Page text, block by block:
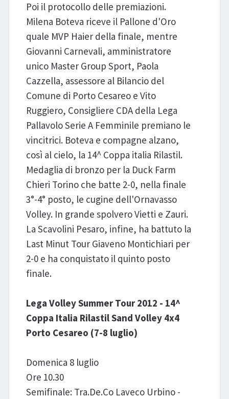
Poi il protocollo delle premiazioni.
Milena Boteva riceve il Pallone d'Oro
quale MVP Haier della finale, mentre
Giovanni Carnevali, amministratore
unico Master Group Sport, Paola
Cazzella, assessore al Bilancio del
Comune di Porto Cesareo e Vito
Ruggiero, Consigliere CDA della Lega
Pallavolo Serie A Femminile premiano le
vincitrici. Boteva e compagne alzano,
così al cielo, la 14^ Coppa italia Rilastil.
Medaglia di bronzo per la Duck Farm
Chieri Torino che batte 2-0, nella finale
3°-4° posto, le cugine dell'Ornavasso
Volley. In grande spolvero Vietti e Zauri.
La Scavolini Pesaro, infine, ha battuto la
Last Minut Tour Giaveno Montichiari per
2-0 e ha conquistato il quinto posto
finale.
Lega Volley Summer Tour 2012 - 14^
Coppa Italia Rilastil Sand Volley 4x4
Porto Cesareo (7-8 luglio)
Domenica 8 luglio
Ore 10.30
Semifinale: Tra.De.Co Laveco Urbino -